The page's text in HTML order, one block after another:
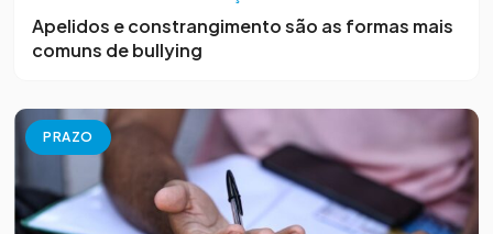
Apelidos e constrangimento são as formas mais
comuns de bullying
PRAZO